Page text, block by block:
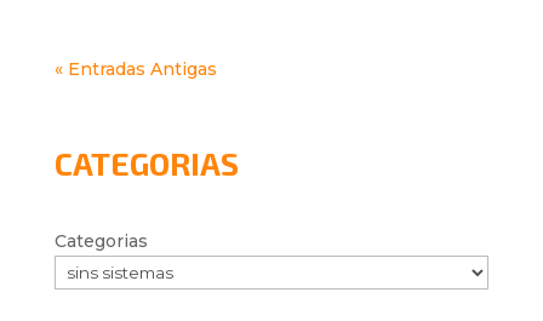
« Entradas Antigas
CATEGORIAS
Categorias